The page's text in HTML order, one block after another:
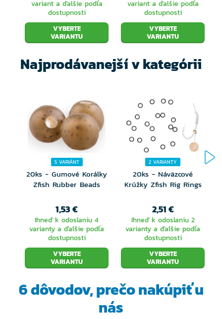
variant a ďalšie podľa
dostupnosti
VYBERTE
VARIANTU
variant a ďalšie podľa
dostupnosti
VYBERTE
VARIANTU
Najprodávanejší v kategórii
5 VARIÁNT
20ks - Gumové Korálky
Zfish Rubber Beads
1,53 €
Ihneď k odoslaniu 4
varianty a ďalšie podľa
dostupnosti
VYBERTE
VARIANTU
2 VARIANTY
20ks - Náväzcové
Krúžky Zfish Rig Rings
2,51 €
Ihneď k odoslaniu 2
varianty a ďalšie podľa
dostupnosti
VYBERTE
VARIANTU
6 dôvodov, prečonakúpiť u
nás